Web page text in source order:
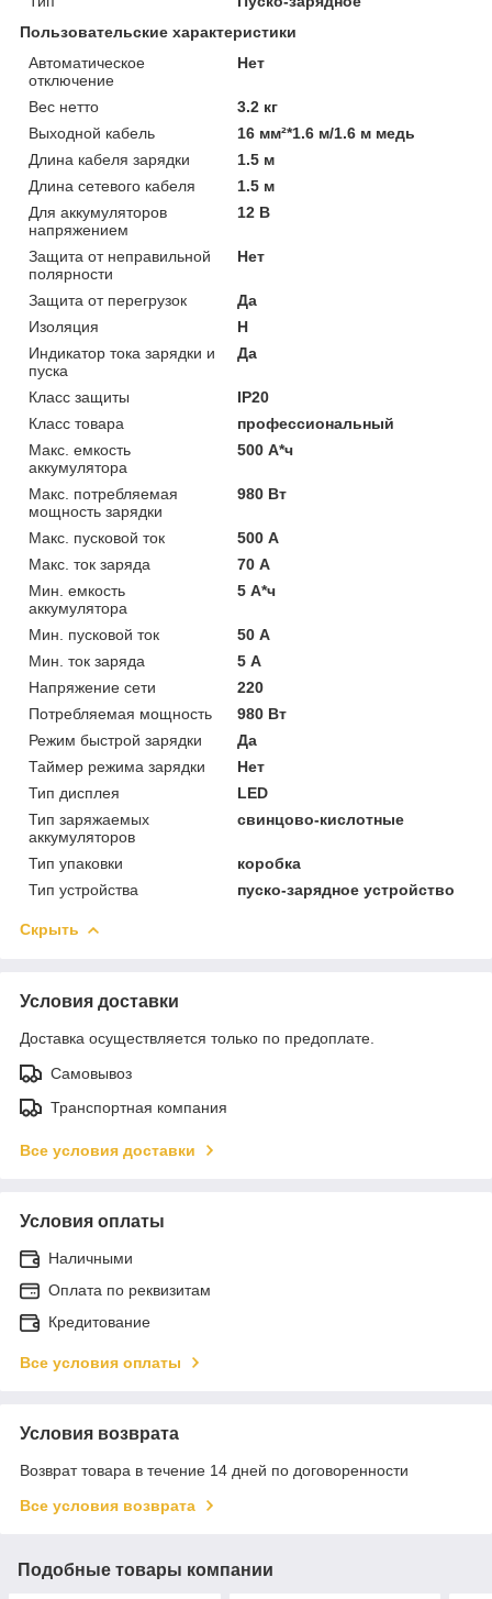
Пользовательские характеристики
Автоматическое
отключение
Нет
Вес нетто
3.2 кг
Выходной кабель
16 мм²*1.6 м/1.6 м медь
Длина кабеля зарядки
1.5 м
Длина сетевого кабеля
1.5 м
Для аккумуляторов
напряжением
12 В
Защита от неправильной
полярности
Нет
Защита от перегрузок
Да
Изоляция
H
Индикатор тока зарядки и
пуска
Да
Класс защиты
IP20
Класс товара
профессиональный
Макс. емкость
аккумулятора
500 А*ч
Макс. потребляемая
мощность зарядки
980 Вт
Макс. пусковой ток
500 А
Макс. ток заряда
70 А
Мин. емкость
аккумулятора
5 А*ч
Мин. пусковой ток
50 А
Мин. ток заряда
5 А
Напряжение сети
220
Потребляемая мощность
980 Вт
Режим быстрой зарядки
Да
Таймер режима зарядки
Нет
Тип дисплея
LED
Тип заряжаемых
аккумуляторов
свинцово-кислотные
Тип упаковки
коробка
Тип устройства
пуско-зарядное устройство
Скрыть
Условия доставки
Доставка осуществляется только по предоплате.
Самовывоз
Транспортная компания
Все условия доставки
Условия оплаты
Наличными
Оплата по реквизитам
Кредитование
Все условия оплаты
Условия возврата
Возврат товара в течение 14 дней по договоренности
Все условия возврата
Подобные товары компании